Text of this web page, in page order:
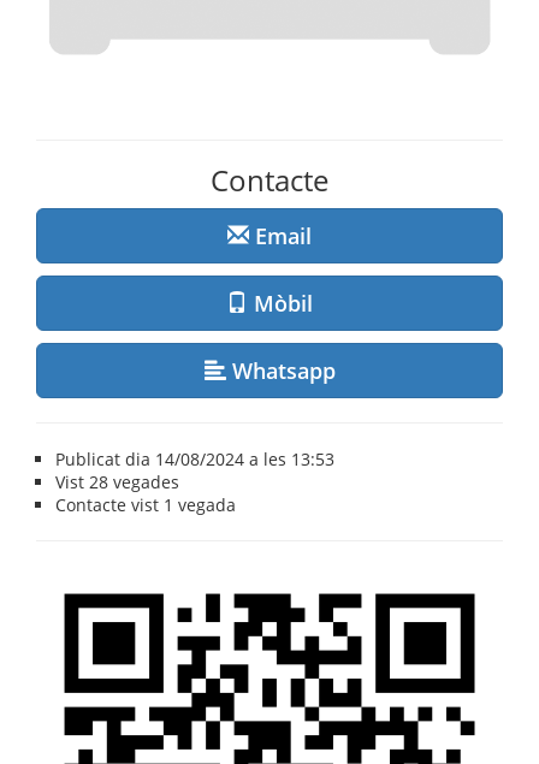
Contacte
Email
Mòbil
Whatsapp
Publicat dia 14/08/2024 a les 13:53
Vist28 vegades
Contacte vist 1 vegada